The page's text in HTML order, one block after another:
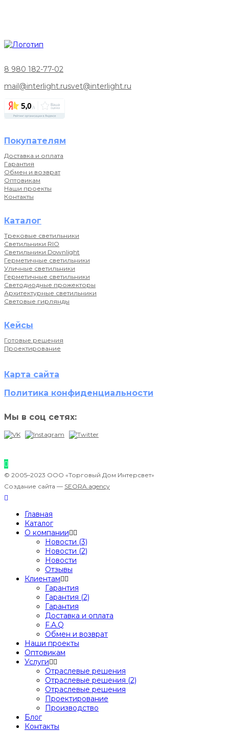
8 980 182-77-02
mail@interlight.rusvet@interlight.ru
Покупателям
Доставка и оплата
Гарантия
Обмен и возврат
Оптовикам
Наши проекты
Контакты
Каталог
Трековые светильники
Светильники RIO
Светильники Downlight
Герметичные светильники
Уличные светильники
Герметичные светильники
Светодиодные прожекторы
Архитектурные светильники
Световые гирлянды
Кейсы
Готовые решения
Проектирование
Карта сайта
Политика конфиденциальности
Мы в соц сетях:
© 2005–2023 ООО «Торговый Дом Интерсвет»
Создание сайта — SEORA.agency
Главная
Каталог
О компании
Новости (3)
Новости (2)
Новости
Отзывы
Клиентам
Гарантия
Гарантия (2)
Гарантия
Доставка и оплата
F.A.Q
Обмен и возврат
Наши проекты
Оптовикам
Услуги
Отраслевые решения
Отраслевые решения (2)
Отраслевые решения
Проектирование
Производство
Блог
Контакты